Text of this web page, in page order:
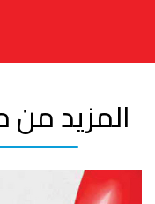
المزيد